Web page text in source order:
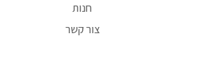
חנות
צור קשר